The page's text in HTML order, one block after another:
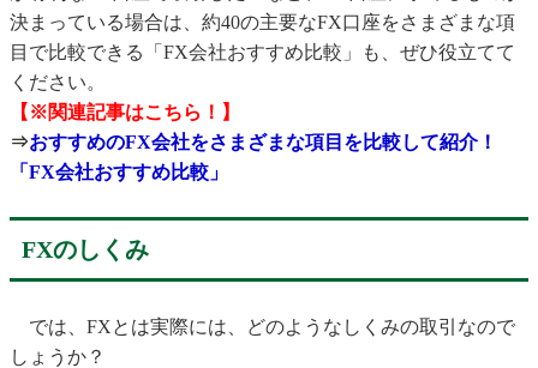
決まっている場合は、約40の主要なFX口座をさまざまな項
目で比較できる「FX会社おすすめ比較」も、ぜひ役立てて
ください。
【※関連記事はこちら！】
⇒おすすめのFX会社をさまざまな項目を比較して紹介！
「FX会社おすすめ比較」
FXのしくみ
では、FXとは実際には、どのようなしくみの取引なので
しょうか？